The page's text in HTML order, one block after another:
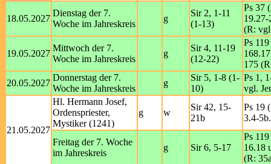
18.05.2027
Dienstag der 7.
Woche im Jahreskreis
g
Sir 2, 1-11
(1-13)
Ps 37
19.27-
(R:
19.05.2027
Mittwoch der 7.
Woche im Jahreskreis
g
Sir 4, 11-19
(12-22)
Ps
175
20.05.2027
Donnerstag der 7.
Woche im Jahreskreis
g
Sir 5, 1-8 (1-
10)
Ps 1,
vgl.
21.05.2027
Hl. Hermann Josef,
Ordenspriester,
Mystiker (1241)
g w
Sir 42, 15-
21b
Ps 19
3.4-
Freitag der 7. Woche
im Jahreskreis
g Sir 6, 5-17
Ps
16.18
(R: